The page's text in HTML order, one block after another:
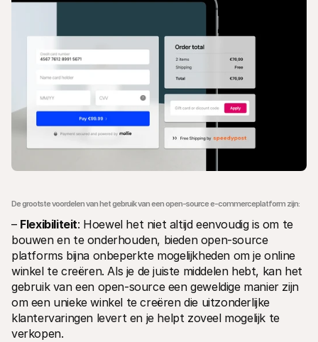
De grootste voordelen van het gebruik van een open-source e-commerceplatform zijn:
– Flexibiliteit: Hoewel het niet altijd eenvoudig is om te
bouwen en te onderhouden, bieden open-source
platforms bijna onbeperkte mogelijkheden om je online
winkel te creëren. Als je de juiste middelen hebt, kan het
gebruik van een open-source een geweldige manier zijn
om een unieke winkel te creëren die uitzonderlijke
klantervaringen levert en je helpt zoveel mogelijk te
verkopen.